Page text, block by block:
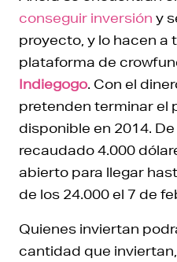
conseguir inversión y
proyecto, y lo hacen a
plataforma de
Indiegogo. Con el
pretenden terminar el
disponible en 2014.
recaudado 4.000
abierto para llegar
de los 24.000 el 7 de
Quienes inviertan
cantidad que